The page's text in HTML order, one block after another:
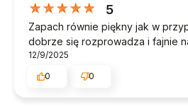
5
Zapach równie piękny jak w
dobrze się rozprowadza i fajnie
12/9/2025
0
0